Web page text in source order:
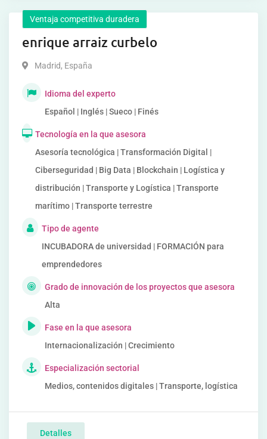
Ventaja competitiva duradera
enrique arraiz curbelo
Madrid, España
Idioma del experto
Español | Inglés | Sueco | Finés
Tecnología en la que asesora
Asesoría tecnológica | Transformación Digital |
Ciberseguridad | Big Data | Blockchain | Logística y
distribución | Transporte y Logística | Transporte
marítimo | Transporte terrestre
Tipo de agente
INCUBADORA de universidad | FORMACIÓN para
emprendedores
Grado de innovación de los proyectos que asesora
Alta
Fase en la que asesora
Internacionalización | Crecimiento
Especialización sectorial
Medios, contenidos digitales | Transporte, logística
Detalles